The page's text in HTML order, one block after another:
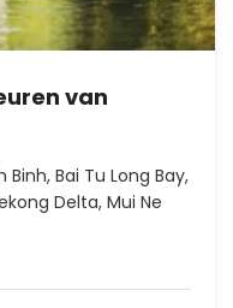
van
Binh, Bai Tu Long Bay,
Delta, Mui Ne